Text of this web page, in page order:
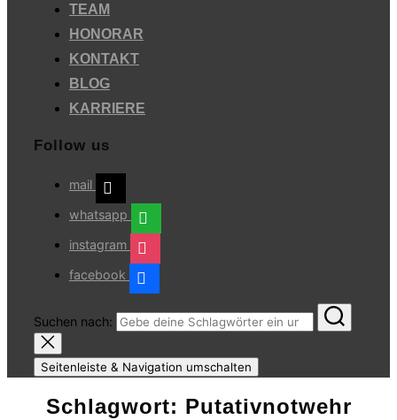
TEAM
HONORAR
KONTAKT
BLOG
KARRIERE
Follow us
mail
whatsapp
instagram
facebook
Suchen nach:
Seitenleiste & Navigation umschalten
Schlagwort: Putativnotwehr